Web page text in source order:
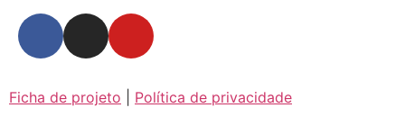
Ficha de projeto Política de privacidade